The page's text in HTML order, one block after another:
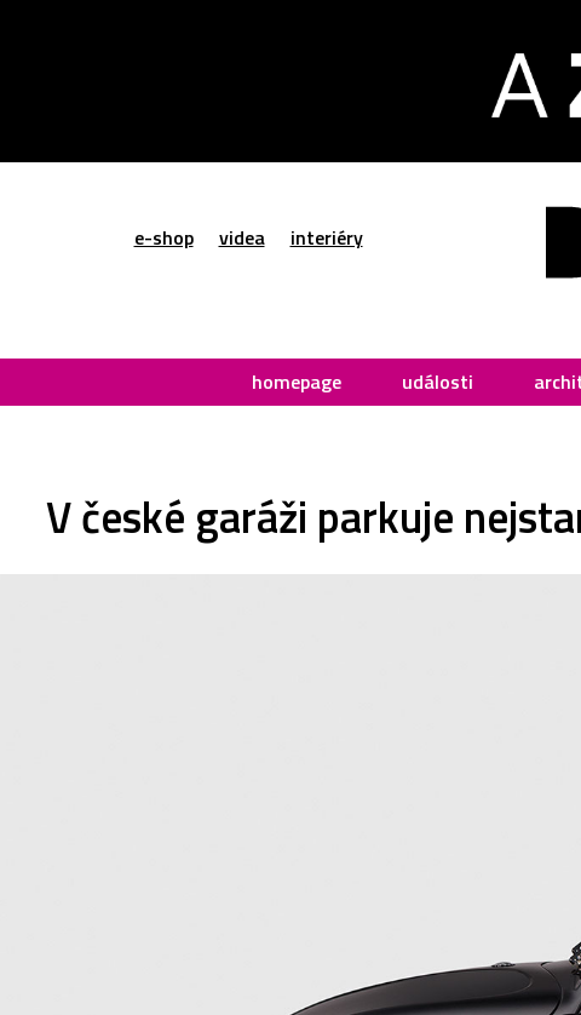
e-shop videa interiéry
homepage události
V české garáži parkuje